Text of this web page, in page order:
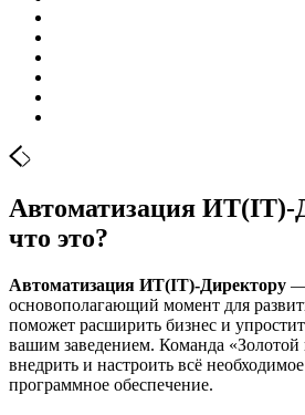
Автоматизация ИТ(IT)-
что это?
Автоматизация ИТ(IT)-Директору —
основополагающий момент для
поможет расширить бизнес и
вашим заведением. Команда
внедрить и настроить всё
программное обеспечение.